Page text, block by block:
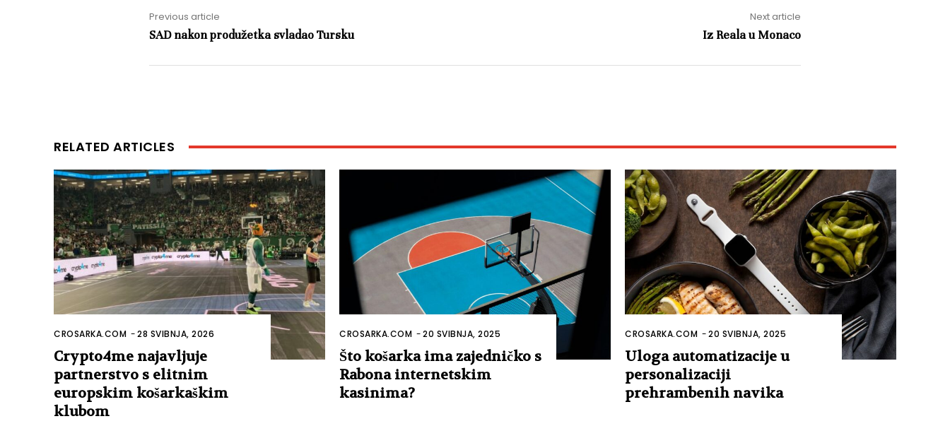
Previous article
SAD nakon produžetka svladao Tursku
Next article
Iz Reala u Monaco
RELATED ARTICLES
CROSARKA.COM -28 SVIBNJA, 2026
Crypto4me najavljuje
partnerstvo s elitnim
europskim košarkaškim
klubom
CROSARKA.COM -20 SVIBNJA, 2025
Što košarka ima zajedničko s
Rabona internetskim
kasinima?
CROSARKA.COM -20 SVIBNJA, 2025
Uloga automatizacije u
personalizaciji
prehrambenih navika